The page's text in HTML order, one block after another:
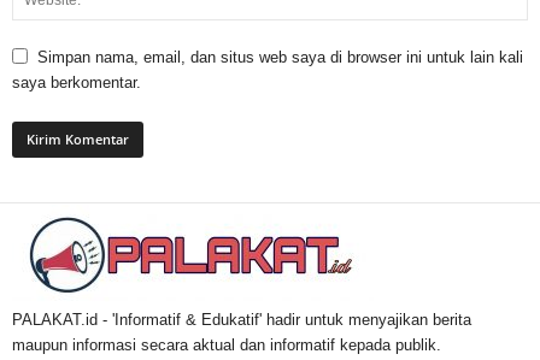
Simpan nama, email, dan situs web saya di browser ini untuk lain kali
saya berkomentar.
PALAKAT.id - 'Informatif & Edukatif' hadir untuk menyajikan berita
maupun informasi secara aktual dan informatif kepada publik.